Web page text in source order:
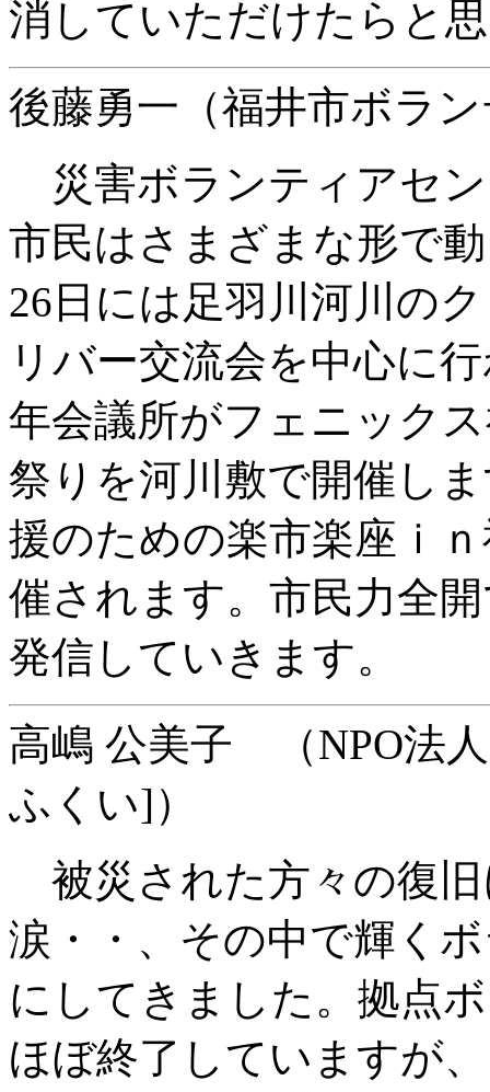
消していただけたらと
後藤勇一（福井市ボラ
災害ボランティアセ
市民はさまざまな形で
26日には足羽川河川の
リバー交流会を中心に
年会議所がフェニック
祭りを河川敷で開催し
援のための楽市楽座ｉ
催されます。市民力全
発信していきます。
高嶋 公美子 （NPO法
ふくい]）
被災された方々の復
涙・・、その中で輝く
にしてきました。拠点
ほぼ終了していますが